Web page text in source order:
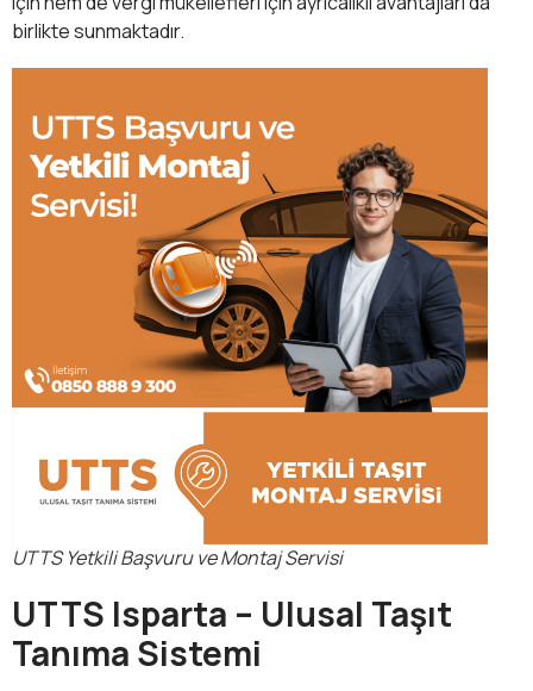
birlikte sunmaktadır.
UTTS Yetkili Başvuru ve Montaj Servisi
UTTS Isparta – Ulusal Taşıt
Tanıma Sistemi